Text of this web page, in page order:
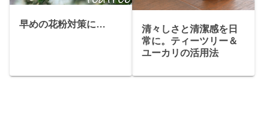
早めの花粉対策に…
清々しさと清潔感を日
常に。ティーツリー＆
ユーカリの活用法